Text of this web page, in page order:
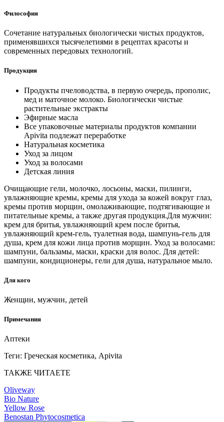
Философия
Сочетание натуральных биологически чистых продуктов,
применявшихся тысячелетиями в рецептах красоты и
современных передовых технологий.
Продукция
Продукты пчеловодства, в первую очередь, прополис,
мед и маточное молоко. Биологически чистые
растительные экстракты
Эфирные масла
Все упаковочные материалы продуктов компании
Apivita подлежат переработке
Натуральная косметика
Уход за лицом
Уход за волосами
Детская линия
Очищающие гели, молочко, лосьоны, маски, пилинги,
увлажняющие кремы, кремы для ухода за кожей вокруг глаз,
кремы против морщин, омолаживающие, подтягивающие и
питательные кремы, а также другая продукция.Для мужчин:
крем для бритья, увлажняющий крем после бритья,
увлажняющий крем-гель, туалетная вода, шампунь-гель для
душа, крем для кожи лица против морщин. Уход за волосами:
шампуни, бальзамы, маски, краски для волос. Для детей:
шампуни, кондиционеры, гели для душа, натуральное мыло.
Для кого
Женщин, мужчин, детей
Примечания
Аптеки
Теги: Греческая косметика, Apivita
ТАКЖЕ ЧИТАЕТЕ
Oliveway
Bio Nature
Yellow Rose
Benostan Phytocosmetica